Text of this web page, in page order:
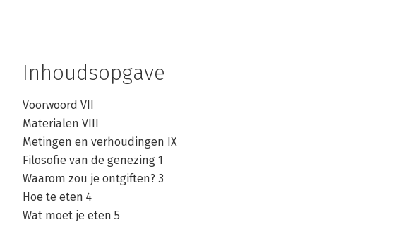
Inhoudsopgave
Voorwoord VII
Materialen VIII
Metingen en verhoudingen IX
Filosofie van de genezing 1
Waarom zou je ontgiften? 3
Hoe te eten 4
Wat moet je eten 5